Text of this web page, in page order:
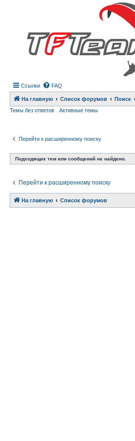
Ссылки FAQ
На главную Список форумов Поиск
Темы без ответов
Активные темы
Перейти к расширенному поиску
Подходящих тем или сообщений не найдено.
Перейти к расширенному поиску
На главную Список форумов
Связаться с